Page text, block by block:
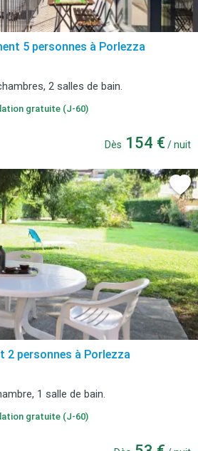
5 personnes à Porlezza
2 salles de bain.
gratuite (J-60)
Dès 154 € / nuit
2 personnes à Porlezza
1 salle de bain.
gratuite (J-60)